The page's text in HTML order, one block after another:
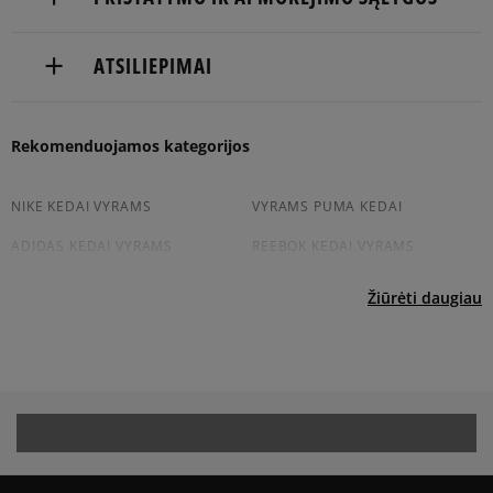
Pristatymas:
atsiėmimas parduotuvėje
Paysera – elektroninė atsiskaitymų sistema,
ATSILIEPIMAI
Produktas dar neturi atsiliepimų
Rekomenduojamos kategorijos
NIKE KEDAI VYRAMS VYRAMS PUMA KEDAI
ADIDAS KEDAI VYRAMS REEBOK KEDAI VYRAMS
CONVERSE KEDAI VYRAMS
NIKE AIR FORCE 1 ADIDAS HANDBALL SPEZIAL
ADIDAS SAMBA ADIDAS CAMPUS
Žiūrėti daugiau